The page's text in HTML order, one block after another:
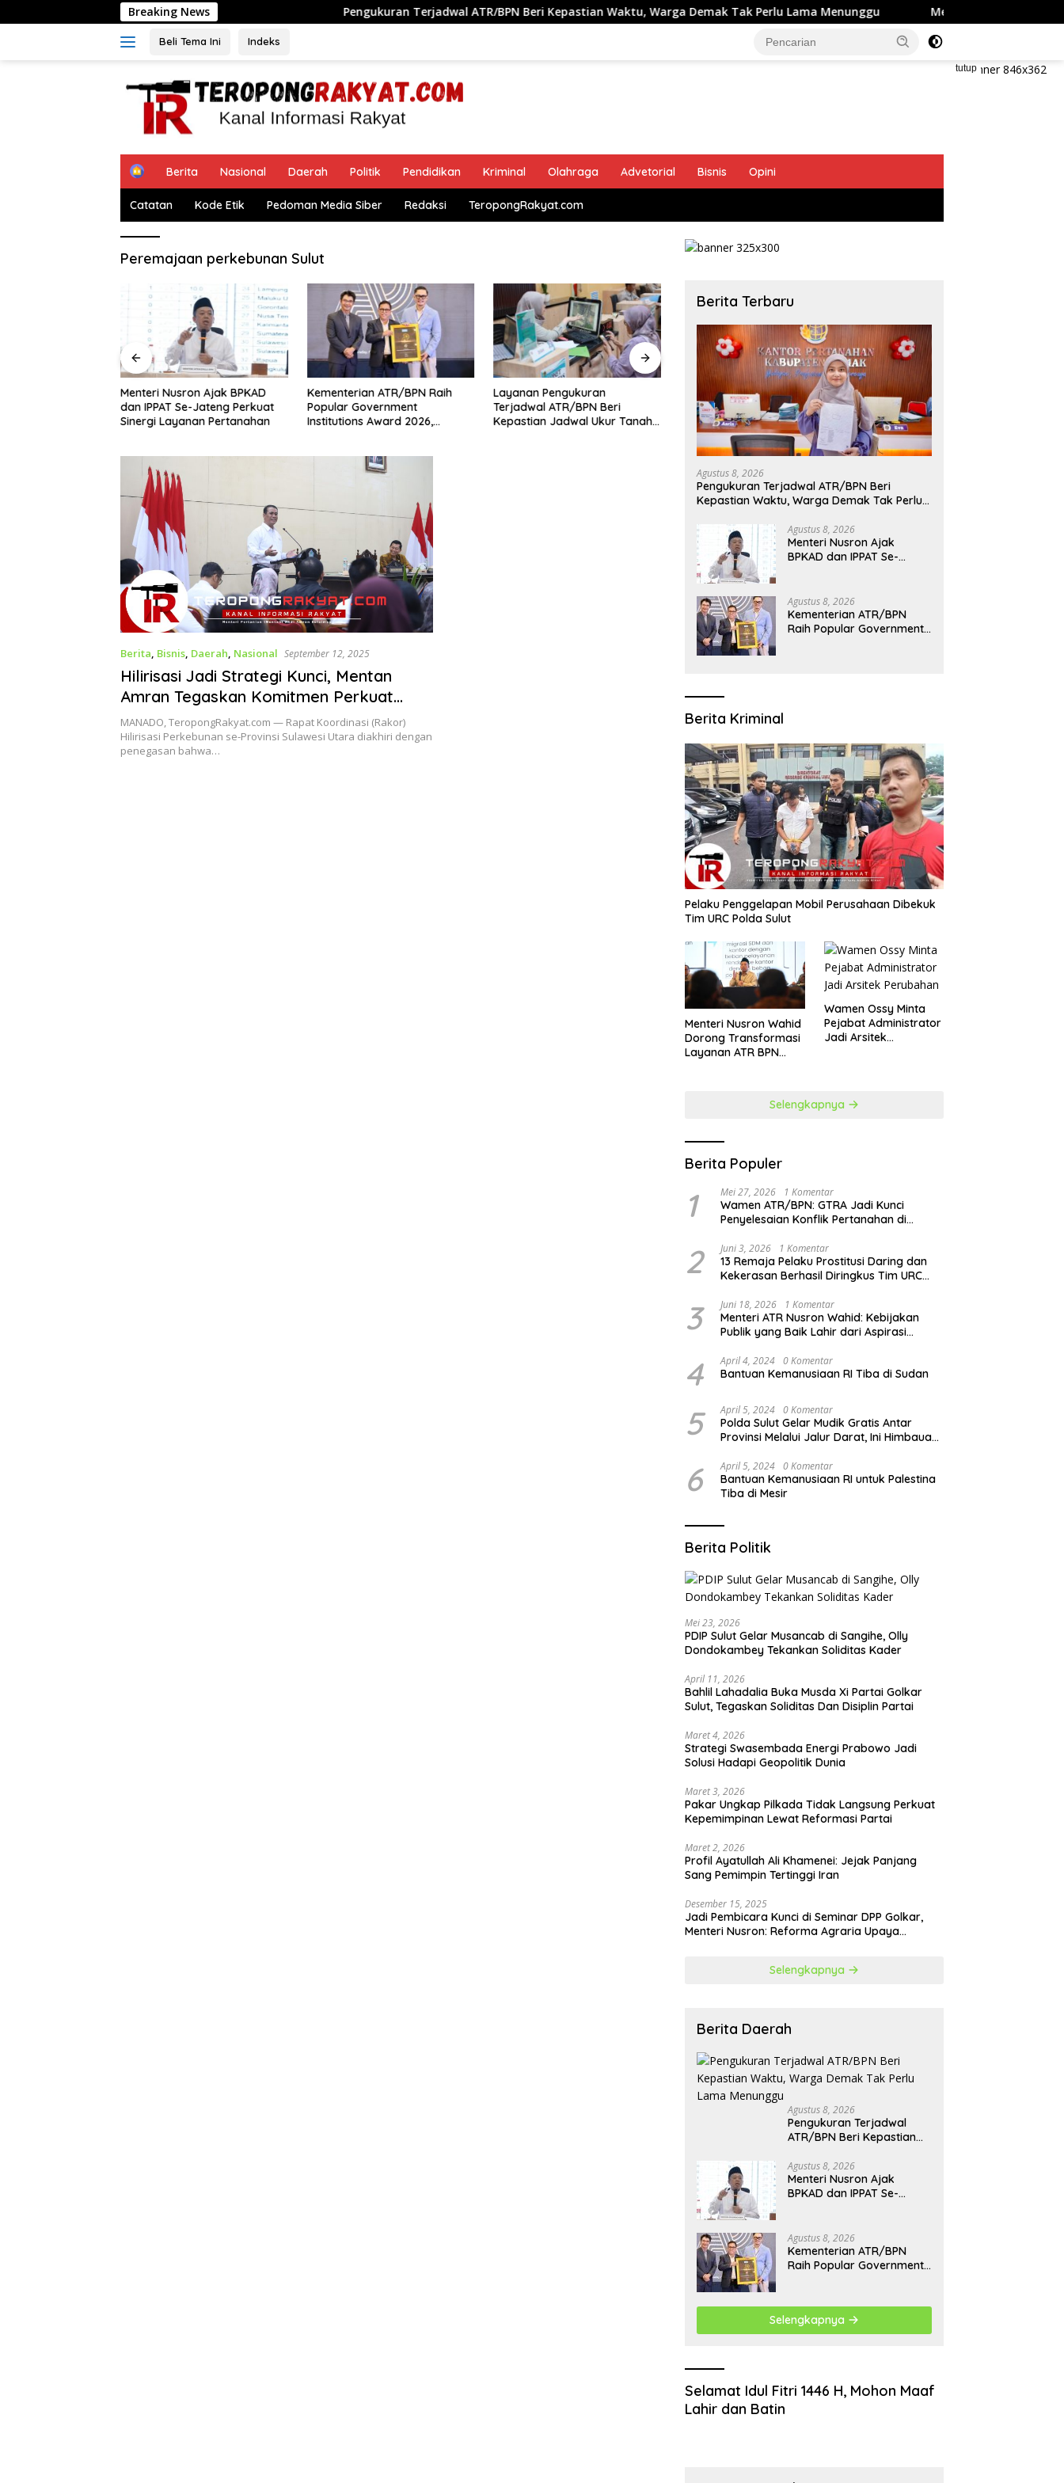
ke
Breaking News Pengukuran Terjadwal ATR/BPN Beri Kepastian Waktu, Warga Demak Tak Perlu Lama Menunggu Menteri Nusron Ajak BPKAD dan
Beli Tema Ini Indeks
tutup
H
m
e
Berita Nasional Daerah Politik Pendidikan Kriminal Olahraga Advetorial Bisnis Opini
Catatan Kode Etik Pedoman Media Siber Redaksi TeropongRakyat.com
Peremajaan perkebunan Sulut
Menteri Nusron Ajak BPKAD
dan IPPAT Se-Jateng Perkuat
Sinergi Layanan Pertanahan
Kementerian ATR/BPN Raih
Popular Government
Institutions Award 2026,
Layanan Pengukuran
Terjadwal ATR/BPN Beri
Kepastian Jadwal Ukur Tanah
Menteri Nusron Minta Kanwil
BPN NTT Utamakan Perspektif
Masyarakat dalam Pelayanan
Menteri Nusron Minta
Dukungan Pemda se-NTT
Wujudkan Transformasi
Layanan Pertanahan
Berita, Bisnis, Daerah, Nasional September 12, 2025
Hilirisasi Jadi Strategi Kunci, Mentan
Amran Tegaskan Komitmen Perkuat
Perkebunan Sulut
MANADO, TeropongRakyat.com — Rapat Koordinasi (Rakor)
Hilirisasi Perkebunan se-Provinsi Sulawesi Utara diakhiri dengan
penegasan bahwa…
Berita Terbaru
Agustus 8, 2026
Pengukuran Terjadwal ATR/BPN Beri
Kepastian Waktu, Warga Demak Tak Perlu
Agustus 8, 2026
Menteri Nusron Ajak
BPKAD dan IPPAT Se-
Agustus 8, 2026
Kementerian ATR/BPN
Raih Popular Government
Berita Kriminal
​Pelaku Penggelapan Mobil Perusahaan Dibekuk
Tim URC Polda Sulut
​Menteri Nusron Wahid
Dorong Transformasi
Layanan ATR BPN
Wamen Ossy Minta
Pejabat Administrator
Jadi Arsitek
Selengkapnya
Berita Populer
1 Mei 27, 2026 1 Komentar
Wamen ATR/BPN: GTRA Jadi Kunci
Penyelesaian Konflik Pertanahan di
2 Juni 3, 2026 1 Komentar
13 Remaja Pelaku Prostitusi Daring dan
Kekerasan Berhasil Diringkus Tim URC
3 Juni 18, 2026 1 Komentar
Menteri ATR Nusron Wahid: Kebijakan
Publik yang Baik Lahir dari Aspirasi
4 April 4, 2024 0 Komentar
Bantuan Kemanusiaan RI Tiba di Sudan
5 April 5, 2024 0 Komentar
Polda Sulut Gelar Mudik Gratis Antar
Provinsi Melalui Jalur Darat, Ini Himbauan
6 April 5, 2024 0 Komentar
Bantuan Kemanusiaan RI untuk Palestina
Tiba di Mesir
Berita Politik
Mei 23, 2026
PDIP Sulut Gelar Musancab di Sangihe, Olly
Dondokambey Tekankan Soliditas Kader
April 11, 2026
Bahlil Lahadalia Buka Musda Xi Partai Golkar
Sulut, Tegaskan Soliditas Dan Disiplin Partai
Maret 4, 2026
Strategi Swasembada Energi Prabowo Jadi
Solusi Hadapi Geopolitik Dunia
Maret 3, 2026
Pakar Ungkap Pilkada Tidak Langsung Perkuat
Kepemimpinan Lewat Reformasi Partai
Maret 2, 2026
Profil Ayatullah Ali Khamenei: Jejak Panjang
Sang Pemimpin Tertinggi Iran
Desember 15, 2025
Jadi Pembicara Kunci di Seminar DPP Golkar,
Menteri Nusron: Reforma Agraria Upaya
Selengkapnya
Berita Daerah
Agustus 8, 2026
Pengukuran Terjadwal
ATR/BPN Beri Kepastian
Perlu Lama Menunggu
Agustus 8, 2026
Menteri Nusron Ajak
BPKAD dan IPPAT Se-
Agustus 8, 2026
Kementerian ATR/BPN
Raih Popular Government
Diakui
Selengkapnya
Selamat Idul Fitri 1446 H, Mohon Maaf
Lahir dan Batin